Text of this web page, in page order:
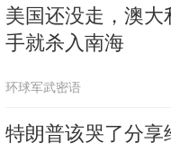
美国还没走，澳大
手就杀入南海
环球军武密语
特朗普该哭了分享